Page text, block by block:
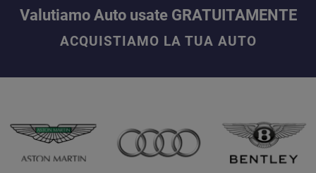
Valutiamo Auto usate GRATUITAMENTE
ACQUISTIAMO LA TUA AUTO